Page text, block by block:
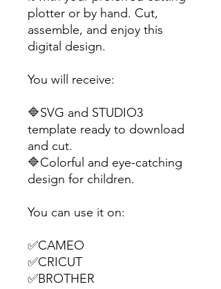
plotter or by hand. Cut,
assemble, and enjoy this
digital design.
You will receive:
🔷SVG and STUDIO3
template ready to download
and cut.
🔷Colorful and eye-catching
design for children.
You can use it on:
✅CAMEO
✅CRICUT
✅BROTHER